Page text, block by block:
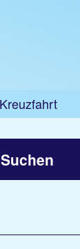
Kreuzfahrt
Suchen